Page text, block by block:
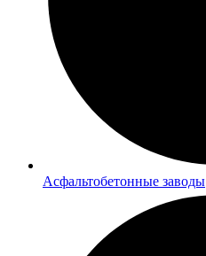
Асфальтобетонные заводы